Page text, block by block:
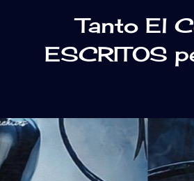
Tanto El
ESCRITOS